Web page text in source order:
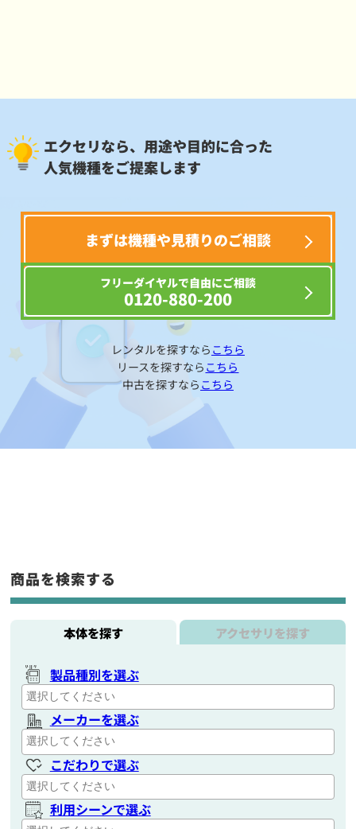
エクセリなら、用途や目的に合った
人気機種をご提案します
まずは機種や見積りのご相談
フリーダイヤルで自由にご相談
0120-880-200
レンタルを探すなら こちら
リースを探すなら こちら
中古を探すなら こちら
商品を検索する
本体を探す アクセサリを探す
製品種別を選ぶ
メーカーを選ぶ
こだわりで選ぶ
利用シーンで選ぶ